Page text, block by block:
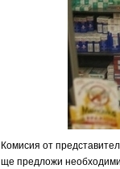
Комисия от
ще предложи